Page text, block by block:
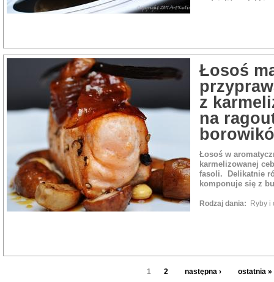
nadzialiśmy
Łosoś
z
na
Łosoś w
karmelizowanej
fasoli. Delikatnie
komponuje się z
Rodzaj dania: Ryby i
1 2 następna › ostatnia »